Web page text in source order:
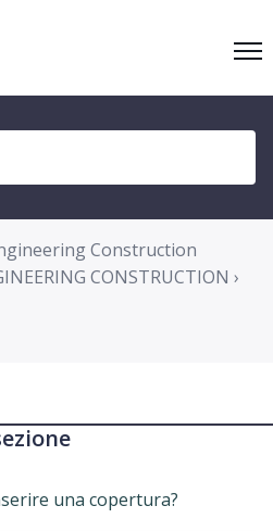
Construction
CONSTRUCTION ›
una copertura?